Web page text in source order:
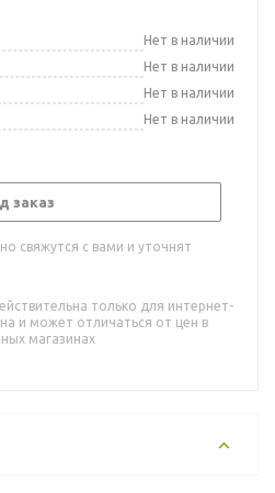
Нет в наличии
Нет в наличии
Нет в наличии
Нет в наличии
заказ
свяжутся с вами и уточнят
только для интернет-
и может отличаться от цен в
магазинах